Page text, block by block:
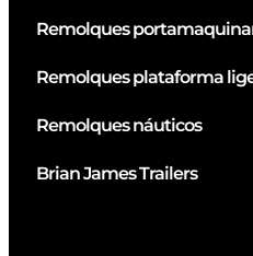
Remolques
Remolques plataforma
Remolques náuticos
Brian James Trailers